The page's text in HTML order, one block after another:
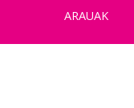
ARAUAK